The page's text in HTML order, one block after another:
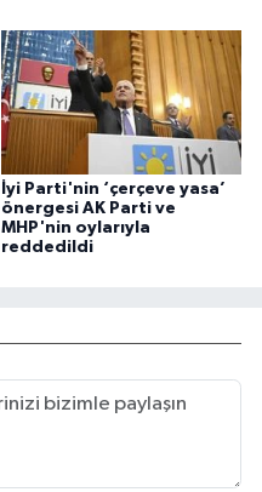
İyi Parti'nin ‘çerçeve yasa’
önergesi AK Parti ve
MHP'nin oylarıyla
reddedildi